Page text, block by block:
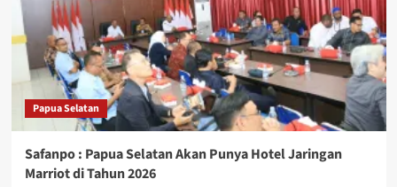
merupakan
visi
besar
bangsa
Indonesia
Papua Selatan
Safanpo : Papua Selatan Akan Punya Hotel Jaringan
Marriot di Tahun 2026